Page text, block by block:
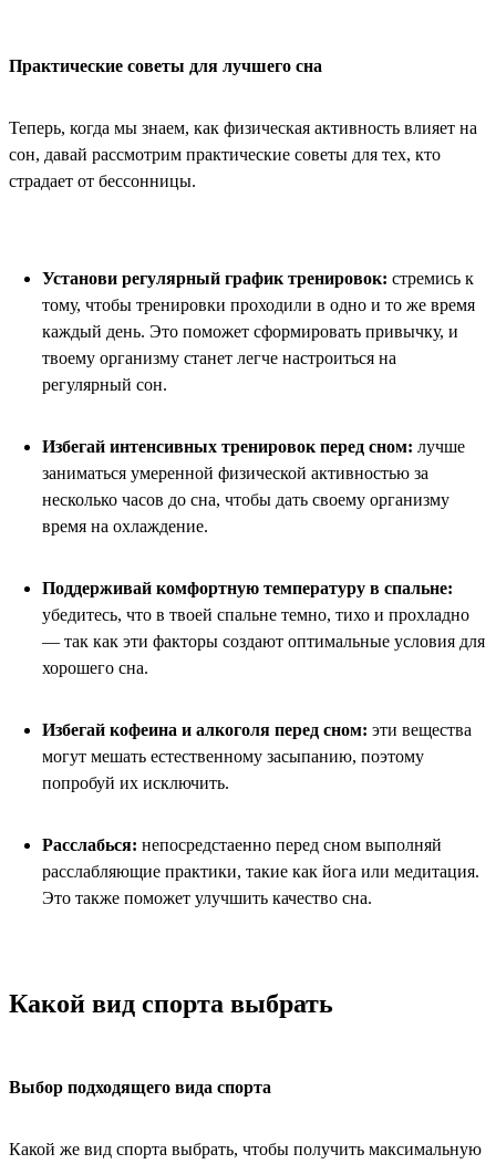
Практические советы для лучшего сна
Теперь, когда мы знаем, как физическая активность влияет на
сон, давай рассмотрим практические советы для тех, кто
страдает от бессонницы.
Установи регулярный график тренировок: стремись к
тому, чтобы тренировки проходили в одно и то же время
каждый день. Это поможет сформировать привычку, и
твоему организму станет легче настроиться на
регулярный сон.
Избегай интенсивных тренировок перед сном: лучше
заниматься умеренной физической активностью за
несколько часов до сна, чтобы дать своему организму
время на охлаждение.
Поддерживай комфортную температуру в спальне:
убедитесь, что в твоей спальне темно, тихо и прохладно
— так как эти факторы создают оптимальные условия для
хорошего сна.
Избегай кофеина и алкоголя перед сном: эти вещества
могут мешать естественному засыпанию, поэтому
попробуй их исключить.
Расслабься: непосредстаенно перед сном выполняй
расслабляющие практики, такие как йога или медитация.
Это также поможет улучшить качество сна.
Какой вид спорта выбрать
Выбор подходящего вида спорта
Какой же вид спорта выбрать, чтобы получить максимальную